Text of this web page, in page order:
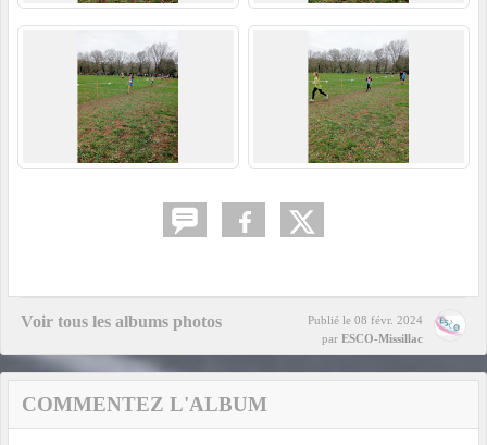
Voir tous les albums photos Publié le 08 févr. 2024
par ESCO-Missillac
COMMENTEZ L'ALBUM